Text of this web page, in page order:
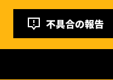
不具合の報告